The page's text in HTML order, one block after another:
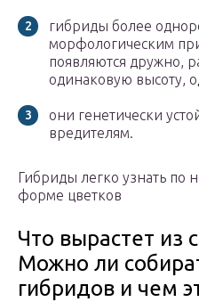
гибриды более
морфологическим
появляются дружно,
одинаковую высоту,
они генетически
вредителям.
Гибриды легко узнать по
форме цветков
Что вырастет из
Можно ли
гибридов и чем